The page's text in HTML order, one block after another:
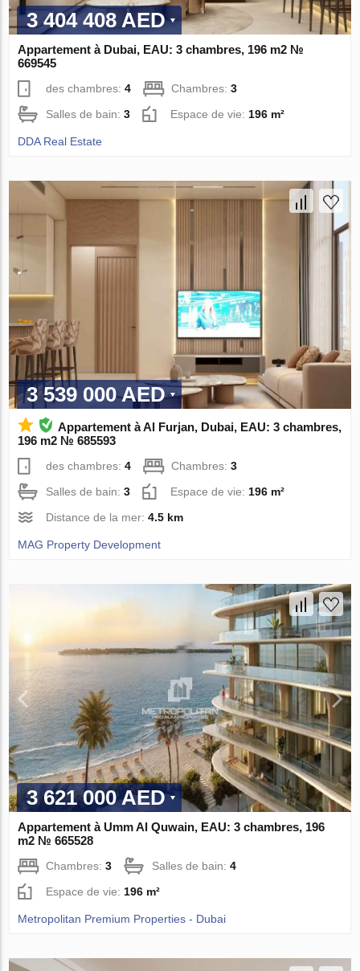
3 404 408 AED
Appartement à Dubai, EAU: 3 chambres, 196 m2 №
669545
des chambres:4 Chambres:3
Salles de bain:3 Espace de vie:196 m²
DDA Real Estate
3 539 000 AED
Appartement à Al Furjan, Dubai, EAU: 3 chambres,
196 m2 № 685593
des chambres:4 Chambres:3
Salles de bain:3 Espace de vie: 196 m²
Distance de la mer:4.5 km
MAG Property Development
3 621 000 AED
Appartement à Umm Al Quwain, EAU: 3 chambres, 196
m2 № 665528
Chambres:3 Salles de bain:4
Espace de vie: 196 m²
Metropolitan Premium Properties - Dubai